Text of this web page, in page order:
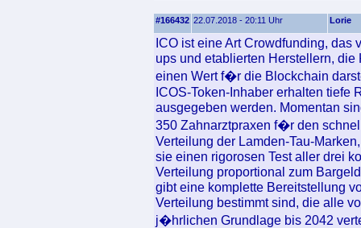
#166432 22.07.2018 - 20:11 Uhr Lorie
ICO ist eine Art Crowdfunding, das
ups und etablierten Herstellern,
einen Wert f�r die Blockchain
ICOS-Token-Inhaber erhalten tiefe
ausgegeben werden. Momentan
350 Zahnarztpraxen f�r den
Verteilung der Lamden-Tau-
sie einen rigorosen Test aller drei
Verteilung proportional zum
gibt eine komplette Bereitstellung
Verteilung bestimmt sind, die alle
j�hrlichen Grundlage bis 2042